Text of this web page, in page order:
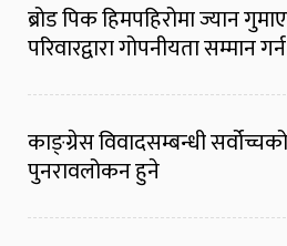
ब्रोड पिक हिमपहिरोमा ज्यान
परिवारद्वारा गोपनीयता सम्मान
काङ्ग्रेस विवादसम्बन्धी
पुनरावलोकन हुने